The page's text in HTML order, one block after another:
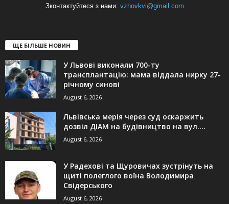
Зконтактуйтеся з нами: vzhovkvi@gmail.com
ЩЕ БІЛЬШЕ НОВИН
У Львові виконали 700-ту
трансплантацію: мама віддала нирку 27-
річному синові
August 6, 2026
Львівська мерія через суд оскаржить
дозвіл ДІАМ на будівництво на вул....
August 6, 2026
У Радехові та Щуровичах зустрінуть на
щиті полеглого воїна Володимира
Свідерського
August 6, 2026